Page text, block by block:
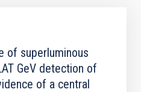
of superluminous
GeV detection of
of a central